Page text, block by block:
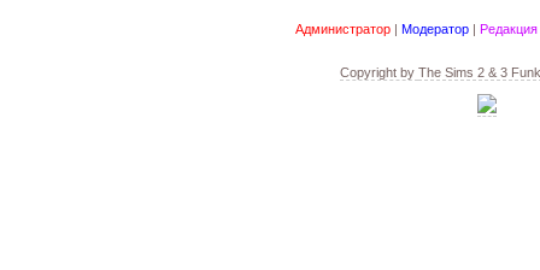
Администратор | Модератор | Редакция
Copyright by The Sims 2 & 3